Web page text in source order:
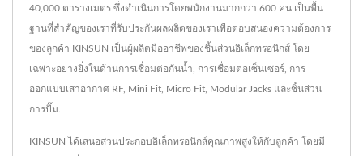
40,000 ตารางเมตร ซึ่งดำเนินการโดยพนักงานมากกว่า 600 คน เป็นพื้น
ฐานที่สำคัญของเราที่รับประกันผลผลิตของเราเพื่อตอบสนองความต้องการ
ของลูกค้า KINSUN เป็นผู้ผลิตมืออาชีพของชิ้นส่วนอิเล็กทรอนิกส์ โดย
เฉพาะอย่างยิ่งในด้านการเชื่อมต่อกันน้ำ, การเชื่อมต่อเซ็นเซอร์, การ
ออกแบบเสาอากาศ RF, Mini Fit, Micro Fit, Modular Jacks และชิ้นส่วน
การปั๊ม.
KINSUN ได้เสนอส่วนประกอบอิเล็กทรอนิกส์คุณภาพสูงให้กับลูกค้า โดยมี